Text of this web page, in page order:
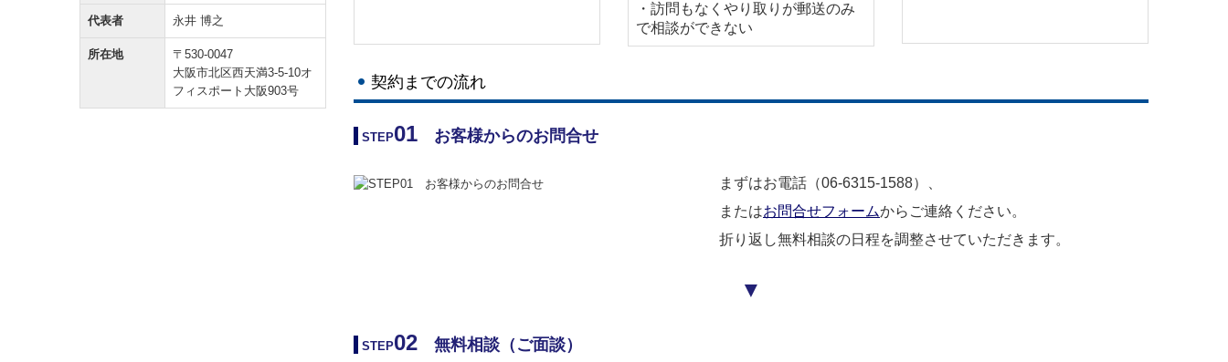
代表者 永井 博之
所在地
〒530-0047
大阪市北区西天満3-5-10オ
フィスポート大阪903号
・訪問もなくやり取りが郵送のみ
で相談ができない
契約までの流れ
STEP01 お客様からのお問合せ
まずはお電話（06-6315-1588）、
またはお問合せフォームからご連絡ください。
折り返し無料相談の日程を調整させていただきます。
▼
STEP02 無料相談（ご面談）